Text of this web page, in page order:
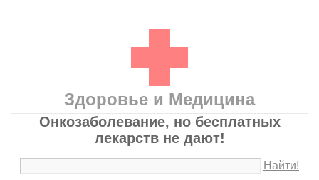
Здоровье и Медицина
Онкозаболевание, но бесплатных
лекарств не дают!
Найти!